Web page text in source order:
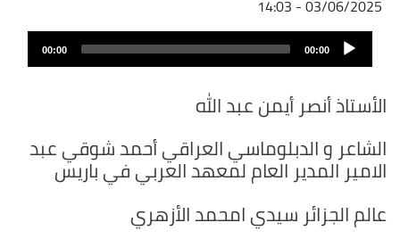
03/06/2025 - 14:03
ملف
الصوت
Audio
Player
00:00
00:00
الأستاذ أنصر أيمن عبد الله
الشاعر و الدبلوماسي العراقي أحمد شوقي عبد
الامير المدير العام لمعهد العربي في باريس
عالم الجزائر سيدي امحمد الأزهري